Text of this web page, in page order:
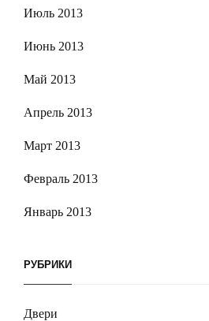
Июль 2013
Июнь 2013
Май 2013
Апрель 2013
Март 2013
Февраль 2013
Январь 2013
РУБРИКИ
Двери